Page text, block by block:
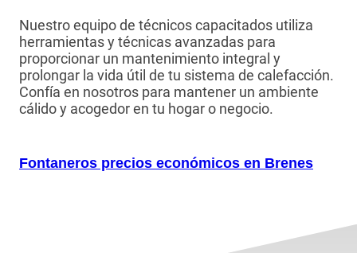
Nuestro equipo de técnicos capacitados utiliza
herramientas y técnicas avanzadas para
proporcionar un mantenimiento integral y
prolongar la vida útil de tu sistema de calefacción.
Confía en nosotros para mantener un ambiente
cálido y acogedor en tu hogar o negocio.
Fontaneros precios económicos en Brenes